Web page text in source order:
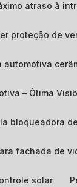
atraso à
proteção de
automotiva
– Ótima
bloqueadora
fachada de
solar